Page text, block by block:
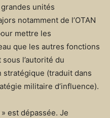
unités
notamment de l’OTAN
mettre les
que les autres fonctions
l’autorité du
(traduit dans
militaire d’influence).
est dépassée. Je